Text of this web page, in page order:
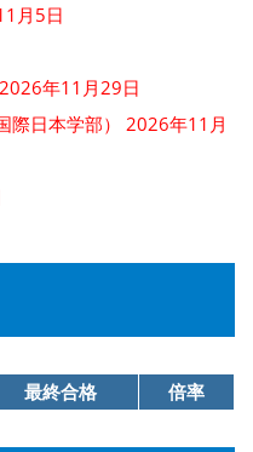
月5日
年11月29日
際日本学部） 2026年11月
最終合格 倍率